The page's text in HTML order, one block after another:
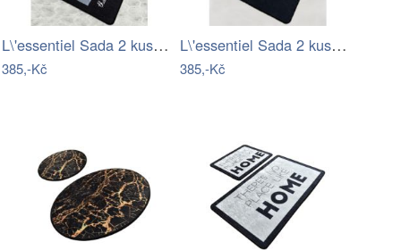
L\'essentiel Sada 2 kusů koupelnových…
385,-Kč
L\'essentiel Sada 2 kusů koupelnových…
385,-Kč